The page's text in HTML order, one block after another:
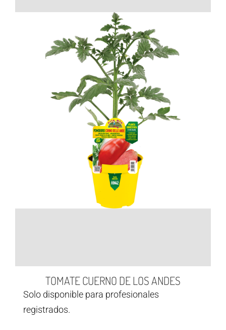
TOMATE CUERNO DE LOS ANDES
Solo disponible para profesionales
registrados.